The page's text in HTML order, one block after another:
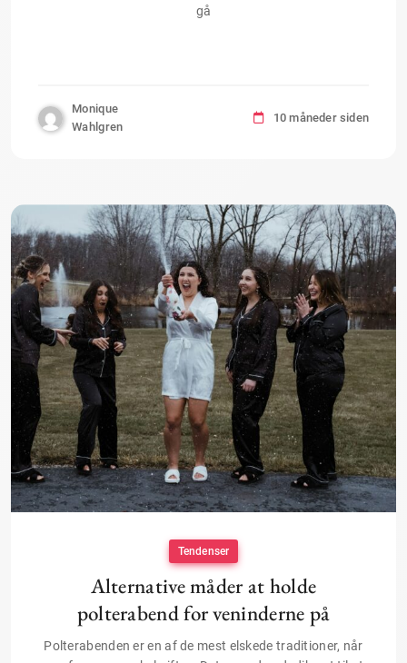
gå
Monique
Wahlgren
10 måneder siden
Tendenser
Alternative måder at holde
polterabend for veninderne på
Polterabenden er en af de mest elskede traditioner, når